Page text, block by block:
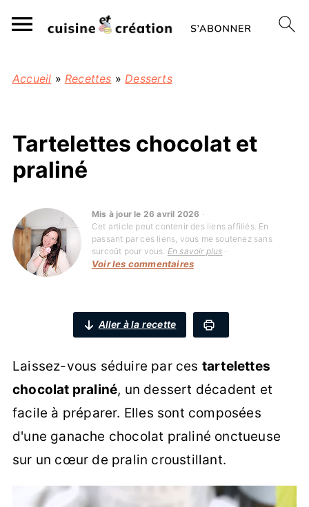
Accueil » Recettes »Desserts
Tartelettes chocolat et
praliné
Mis à jour le 26 avril 2026 ·
Cet article peut contenir des liens affiliés. En
passant par ces liens, vous me soutenez sans
surcoût pour vous. En savoir plus ·
Voir les commentaires
Aller à la recette
Laissez-vous séduire par ces tartelettes
chocolat praliné, un dessert décadent et
facile à préparer. Elles sont composées
d'une ganache chocolat praliné onctueuse
sur un cœur de pralin croustillant.